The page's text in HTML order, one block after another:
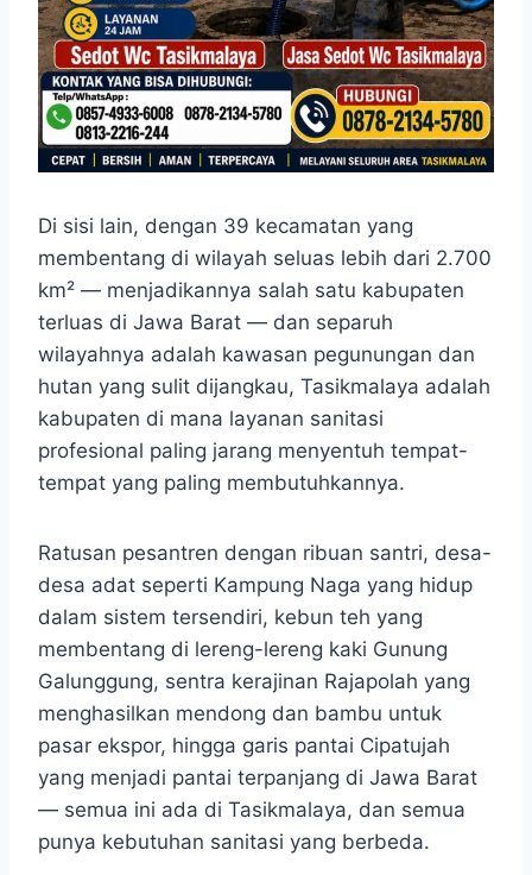
Di sisi lain, dengan 39 kecamatan yang
membentang di wilayah seluas lebih dari 2.700
km² — menjadikannya salah satu kabupaten
terluas di Jawa Barat — dan separuh
wilayahnya adalah kawasan pegunungan dan
hutan yang sulit dijangkau, Tasikmalaya adalah
kabupaten di mana layanan sanitasi
profesional paling jarang menyentuh tempat-
tempat yang paling membutuhkannya.
Ratusan pesantren dengan ribuan santri, desa-
desa adat seperti Kampung Naga yang hidup
dalam sistem tersendiri, kebun teh yang
membentang di lereng-lereng kaki Gunung
Galunggung, sentra kerajinan Rajapolah yang
menghasilkan mendong dan bambu untuk
pasar ekspor, hingga garis pantai Cipatujah
yang menjadi pantai terpanjang di Jawa Barat
— semua ini ada di Tasikmalaya, dan semua
punya kebutuhan sanitasi yang berbeda.